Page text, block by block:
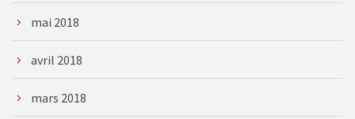
mai 2018
avril 2018
mars 2018